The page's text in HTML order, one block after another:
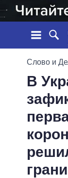
ЛЕНТА
СТАТЬИ
МНЕНИЯ
ОБЗОРЫ
ВСЕ
Слово и
В